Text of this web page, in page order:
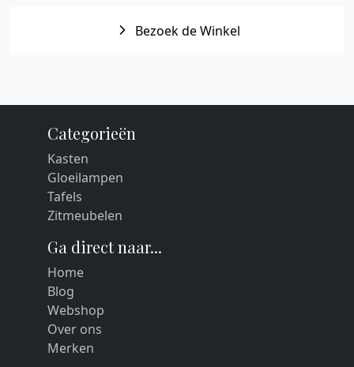
Bezoek de Winkel
Categorieën
Kasten
Gloeilampen
Tafels
Zitmeubelen
Ga direct naar...
Home
Blog
Webshop
Over ons
Merken